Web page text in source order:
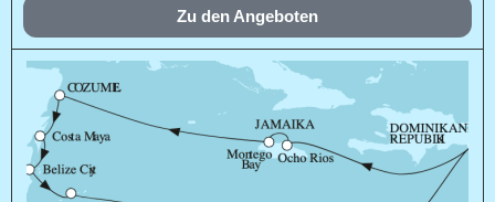
Zu den Angeboten